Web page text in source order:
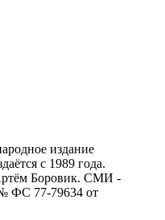
издание
с 1989 года.
Боровик. CМИ -
ФС 77-79634 от